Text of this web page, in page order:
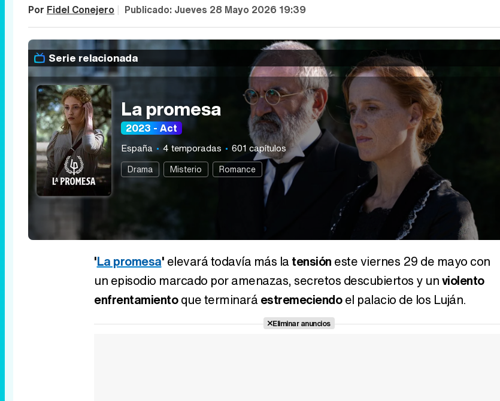
Por Fidel Conejero | Publicado: Jueves 28 Mayo 2026 19:39
Serie relacionada
La promesa
2023 - Act
España 4 temporadas 601 capítulos
Drama Misterio Romance
'La promesa' elevará todavía más la tensión este viernes 29 de mayo con
un episodio marcado por amenazas, secretos descubiertos y unviolento
enfrentamientoque terminará estremeciendoel palacio de los Luján.
Eliminar anuncios